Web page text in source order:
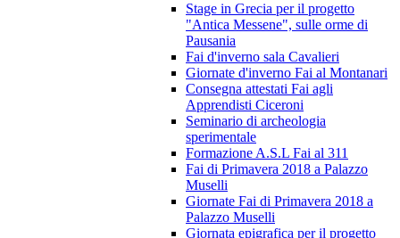
Stage in Grecia per il progetto
"Antica Messene", sulle orme di
Pausania
Fai d'inverno sala Cavalieri
Giornate d'inverno Fai al Montanari
Consegna attestati Fai agli
Apprendisti Ciceroni
Seminario di archeologia
sperimentale
Formazione A.S.L Fai al 311
Fai di Primavera 2018 a Palazzo
Muselli
Giornate Fai di Primavera 2018 a
Palazzo Muselli
Giornata epigrafica per il progetto